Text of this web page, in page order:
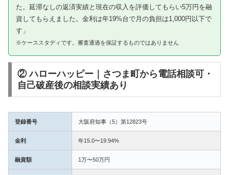
た。延滞なしの返済実績と現在の収入を評価してもらい5万円を融
資してもらえました。金利は年19%台で月の負担は1,000円以下で
す」
※ケーススタディです。審査通過を保証するものではありません
② ハローハッピー｜さつま町から電話相談可・
自己破産後の相談実績あり
登録番号 大阪府知事（5）第12823号
金利 年15.0〜19.94%
融資額 1万〜50万円